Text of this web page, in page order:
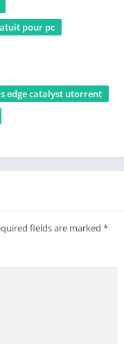
pour pc
edge catalyst utorrent
fields are marked *